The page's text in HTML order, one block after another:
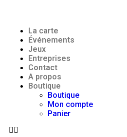
La carte
Événements
Jeux
Entreprises
Contact
A propos
Boutique
Boutique
Mon compte
Panier